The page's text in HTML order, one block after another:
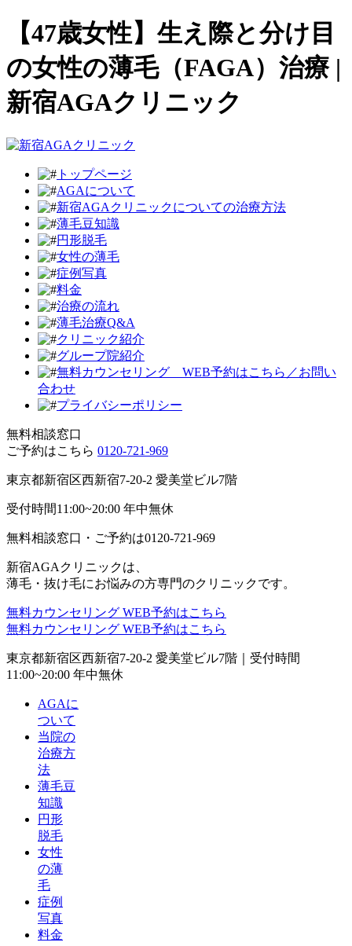
【47歳女性】生え際と分け目
の女性の薄毛（FAGA）治療 |
新宿AGAクリニック
トップページ
AGAについて
新宿AGAクリニックについての治療方法
薄毛豆知識
円形脱毛
女性の薄毛
症例写真
料金
治療の流れ
薄毛治療Q&A
クリニック紹介
グループ院紹介
無料カウンセリング WEB予約はこちら／お問い
合わせ
プライバシーポリシー
無料相談窓口
ご予約はこちら 0120-721-969
東京都新宿区西新宿7-20-2 愛美堂ビル7階
受付時間11:00~20:00 年中無休
無料相談窓口・ご予約は0120-721-969
新宿AGAクリニックは、
薄毛・抜け毛にお悩みの方専門のクリニックです。
無料カウンセリング WEB予約はこちら
無料カウンセリング WEB予約はこちら
東京都新宿区西新宿7-20-2 愛美堂ビル7階｜ 受付時間
11:00~20:00 年中無休
AGAに
ついて
当院の
治療方
法
薄毛豆
知識
円形
脱毛
女性
の薄
毛
症例
写真
料金